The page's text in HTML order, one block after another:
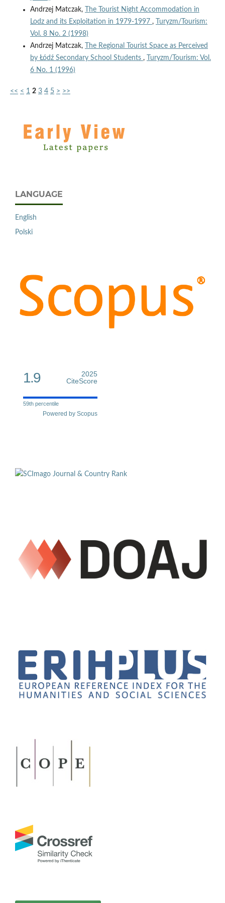
Andrzej Matczak,
The Tourist Night Accommodation in
Lodz and its Exploitation in 1979-1997 ,
Turyzm/Tourism:
Vol. 8 No. 2 (1998)
Andrzej Matczak,
The Regional Tourist Space as Perceived
by Łódź Secondary School Students ,
Turyzm/Tourism: Vol.
6 No. 1 (1996)
<< < 1 2 3 4 5 > >>
LANGUAGE
English
Polski
1.9
2025
CiteScore
59th percentile
Powered by Scopus